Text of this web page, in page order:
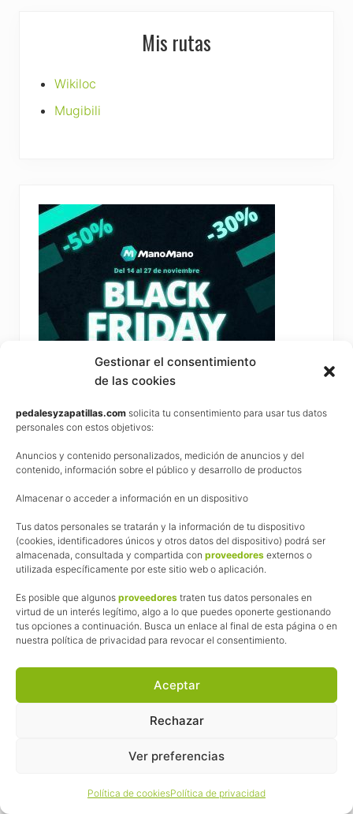
Gestionar el consentimiento
de las cookies
pedalesyzapatillas.com solicita tu consentimiento para usar tus datos
personales con estos objetivos:
Anuncios y contenido personalizados, medición de anuncios y del
contenido, información sobre el público y desarrollo de productos
Almacenar o acceder a información en un dispositivo
Tus datos personales se tratarán y la información de tu dispositivo
(cookies, identificadores únicos y otros datos del dispositivo) podrá ser
almacenada, consultada y compartida con proveedores externos o
utilizada específicamente por este sitio web o aplicación.
Es posible que algunos proveedores traten tus datos personales en
virtud de un interés legítimo, algo a lo que puedes oponerte gestionando
tus opciones a continuación. Busca un enlace al final de esta página o en
nuestra política de privacidad para revocar el consentimiento.
Aceptar
Rechazar
Ver preferencias
Política de cookiesPolítica de privacidad
Mis rutas
Wikiloc
Mugibili
Sigue este blog en Bloglovin
Comentarios recientes
Jorgeen¿Es el fin de las pruebas BTT?
pedalesyzapatillasenCalendario Ciclista
2026 de pruebas BTT, Grável,
pedalesyzapatillasenCalendario Ciclista